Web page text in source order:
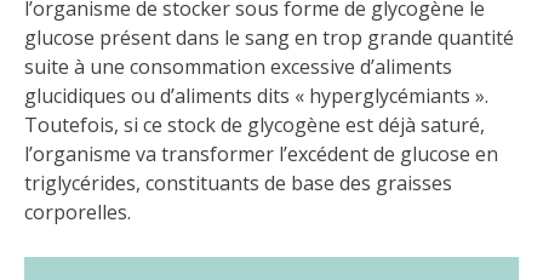
l’organisme de stocker sous forme de glycogène le
glucose présent dans le sang en trop grande quantité
suite à une consommation excessive d’aliments
glucidiques ou d’aliments dits « hyperglycémiants ».
Toutefois, si ce stock de glycogène est déjà saturé,
l’organisme va transformer l’excédent de glucose en
triglycérides, constituants de base des graisses
corporelles.